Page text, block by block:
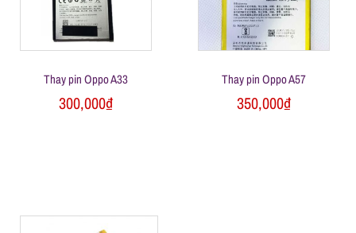
Thay pin Oppo A33
300,000₫
Thay pin Oppo A57
350,000₫